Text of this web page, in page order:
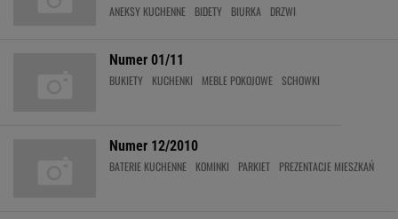
ANEKSY KUCHENNE BIDETY BIURKA DRZWI
Numer 01/11
BUKIETY KUCHENKI MEBLE POKOJOWE SCHOWKI
Numer 12/2010
BATERIE KUCHENNE KOMINKI PARKIET PREZENTACJE MIESZKAŃ